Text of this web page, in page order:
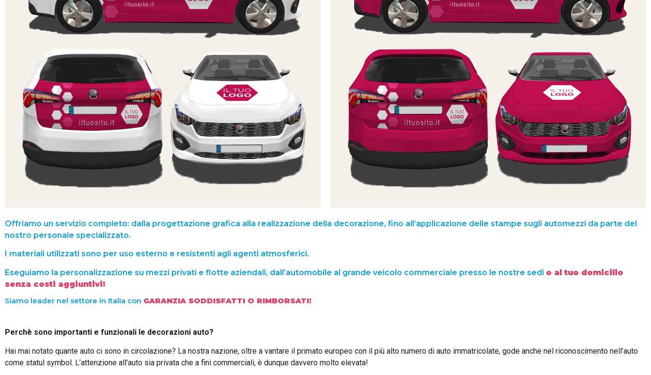
Offriamo un servizio completo: dalla progettazione grafica alla realizzazione della decorazione, fino all’applicazione delle stampe sugli automezzi da parte del
nostro personale specializzato.
I materiali utilizzati sono per uso esterno e resistenti agli agenti atmosferici.
Eseguiamo la personalizzazione su mezzi privati e flotte aziendali, dall’automobile al grande veicolo commerciale presso le nostre sedi o al tuo domicilio
senza costi aggiuntivi!
Siamo leader nel settore in Italia con GARANZIA SODDISFATTI O RIMBORSATI!
Perchè sono importanti e funzionali le decorazioni auto?
Hai mai notato quante auto ci sono in circolazione? La nostra nazione, oltre a vantare il primato europeo con il più alto numero di auto immatricolate, gode anche nel riconoscimento nell’auto
come statul symbol. L’attenzione all’auto sia privata che a fini commerciali, è dunque davvero molto elevata!